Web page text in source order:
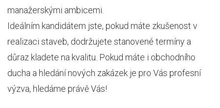
manažerskými ambicemi.
Ideálním kandidátem jste, pokud máte zkušenost v
realizaci staveb, dodržujete stanovené termíny a
důraz kladete na kvalitu. Pokud máte i obchodního
ducha a hledání nových zakázek je pro Vás profesní
výzva, hledáme právě Vás!